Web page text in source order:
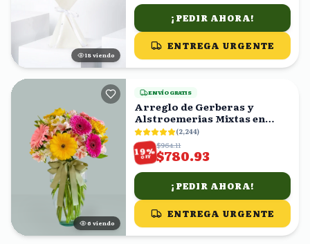
18 viendo
¡PEDIR AHORA!
ENTREGA URGENTE
5 viendo
ENVÍO GRATIS
Arreglo de Gerberas y
Alstroemerias Mixtas en
Florero con Moño Verde
(2,244)
19%
OFF
$964.11
$780.93
¡PEDIR AHORA!
ENTREGA URGENTE